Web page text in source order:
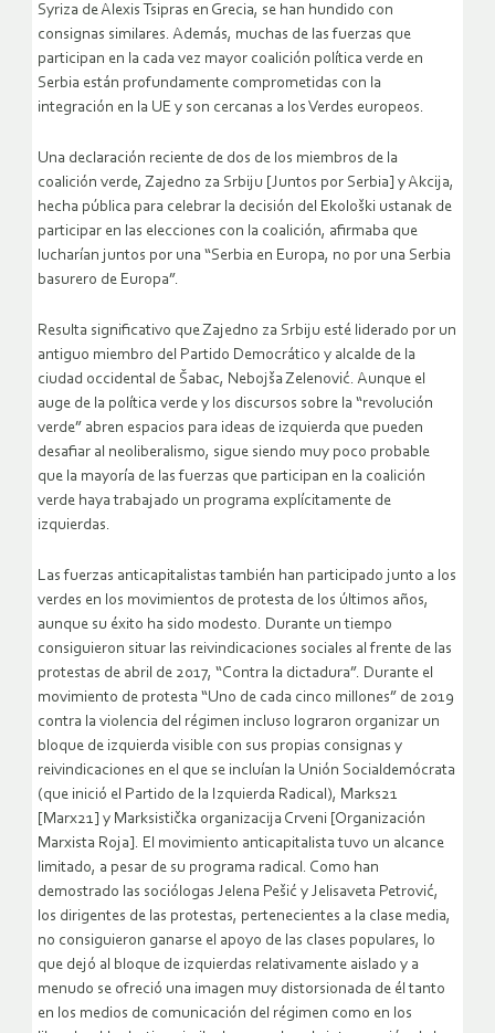
Syriza de Alexis Tsipras en Grecia, se han hundido con
consignas similares. Además, muchas de las fuerzas que
participan en la cada vez mayor coalición política verde en
Serbia están profundamente comprometidas con la
integración en la UE y son cercanas a los Verdes europeos.
Una declaración reciente de dos de los miembros de la
coalición verde, Zajedno za Srbiju [Juntos por Serbia] y Akcija,
hecha pública para celebrar la decisión del Ekološki ustanak de
participar en las elecciones con la coalición, afirmaba que
lucharían juntos por una “Serbia en Europa, no por una Serbia
basurero de Europa”.
Resulta significativo que Zajedno za Srbiju esté liderado por un
antiguo miembro del Partido Democrático y alcalde de la
ciudad occidental de Šabac, Nebojša Zelenović. Aunque el
auge de la política verde y los discursos sobre la “revolución
verde” abren espacios para ideas de izquierda que pueden
desafiar al neoliberalismo, sigue siendo muy poco probable
que la mayoría de las fuerzas que participan en la coalición
verde haya trabajado un programa explícitamente de
izquierdas.
Las fuerzas anticapitalistas también han participado junto a los
verdes en los movimientos de protesta de los últimos años,
aunque su éxito ha sido modesto. Durante un tiempo
consiguieron situar las reivindicaciones sociales al frente de las
protestas de abril de 2017, “Contra la dictadura”. Durante el
movimiento de protesta “Uno de cada cinco millones” de 2019
contra la violencia del régimen incluso lograron organizar un
bloque de izquierda visible con sus propias consignas y
reivindicaciones en el que se incluían la Unión Socialdemócrata
(que inició el Partido de la Izquierda Radical), Marks21
[Marx21] y Marksistička organizacija Crveni [Organización
Marxista Roja]. El movimiento anticapitalista tuvo un alcance
limitado, a pesar de su programa radical. Como han
demostrado las sociólogas Jelena Pešić y Jelisaveta Petrović,
los dirigentes de las protestas, pertenecientes a la clase media,
no consiguieron ganarse el apoyo de las clases populares, lo
que dejó al bloque de izquierdas relativamente aislado y a
menudo se ofreció una imagen muy distorsionada de él tanto
en los medios de comunicación del régimen como en los